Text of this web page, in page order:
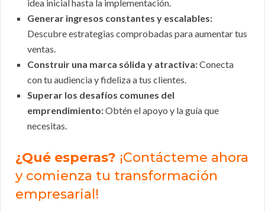
idea inicial hasta la implementación.
Generar ingresos constantes y escalables:
Descubre estrategias comprobadas para aumentar tus
ventas.
Construir una marca sólida y atractiva:Conecta
con tu audiencia y fideliza a tus clientes.
Superar los desafíos comunes del
emprendimiento:Obtén el apoyo y la guía que
necesitas.
¿Qué esperas? ¡Contácteme ahora
y comienza tu transformación
empresarial!